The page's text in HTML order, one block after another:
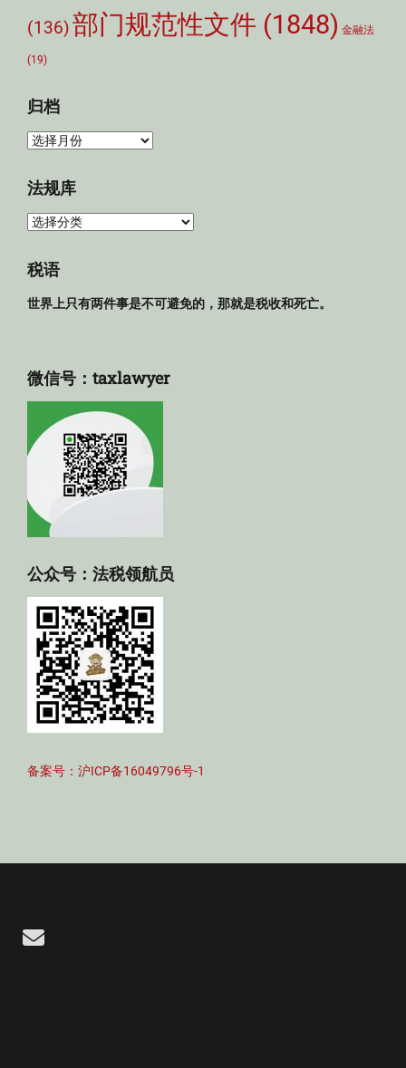
(136)部门规范性文件 (1848) 金融法
(19)
归档
归
法规库
法
库
税语
世界上只有两件事是不可避免的，那就是税收和死亡。
微信号：taxlawyer
公众号：法税领航员
备案号：沪ICP备16049796号-1
Email